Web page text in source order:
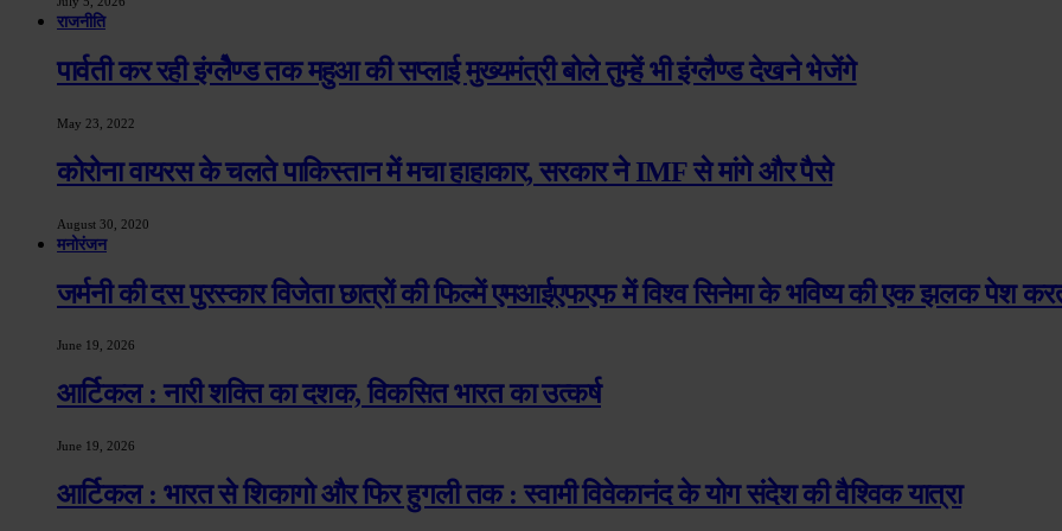
राजनीति
पार्वती कर रही इंग्लेैण्ड तक महुआ की सप्लाई मुख्यमंत्री बोले तुम्हें भी इंग्लैण्ड देखने भेजेंगे
May 23, 2022
कोरोना वायरस के चलते पाकिस्तान में मचा हाहाकार, सरकार ने IMF से मांगे और पैसे
August 30, 2020
मनोरंजन
जर्मनी की दस पुरस्कार विजेता छात्रों की फिल्में एमआईएफएफ में विश्व सिनेमा के भविष्य की एक झलक पेश
June 19, 2026
आर्टिकल : नारी शक्ति का दशक, विकसित भारत का उत्कर्ष
June 19, 2026
आर्टिकल : भारत से शिकागो और फिर हुगली तक : स्वामी विवेकानंद के योग संदेश की वैश्विक यात्रा